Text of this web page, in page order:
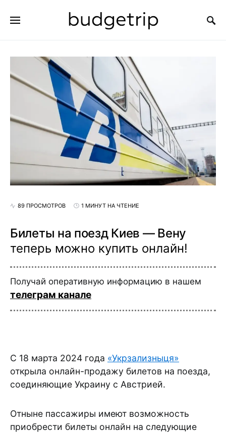
89 ПРОСМОТРОВ 1 МИНУТ НА ЧТЕНИЕ
Билеты на поезд Киев — Вену
теперь можно купить онлайн!
Получай оперативную информацию в нашем
телеграм канале
С 18 марта 2024 года «Укрзализныця»
открыла онлайн-продажу билетов на поезда,
соединяющие Украину с Австрией.
Отныне пассажиры имеют возможность
приобрести билеты онлайн на следующие